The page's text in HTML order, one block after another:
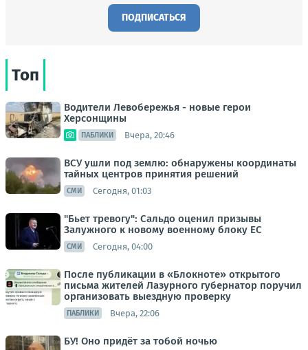
ПОДПИСАТЬСЯ
Топ
Водители Левобережья - новые герои
Херсонщины
ПАБЛИКИ Вчера, 20:46
ВСУ ушли под землю: обнаружены координаты
тайных центров принятия решений
СМИ Сегодня, 01:03
"Бьет тревогу": Сальдо оценил призывы
Залужного к новому военному блоку ЕС
СМИ Сегодня, 04:00
После публикации в «Блокноте» открытого
письма жителей Лазурного губернатор поручил
организовать выездную проверку
ПАБЛИКИ Вчера, 22:06
БУ! Оно придёт за тобой ночью